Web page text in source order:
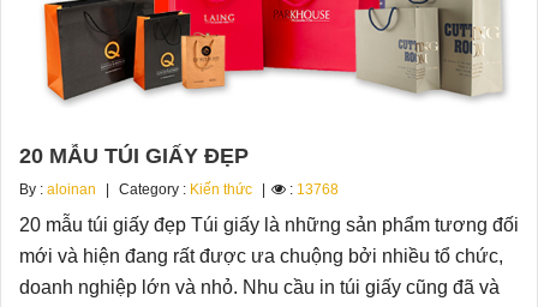
20 MẪU TÚI GIẤY ĐẸP
By : aloinan Category : Kiến thức : 13768
20 mẫu túi giấy đẹp Túi giấy là những sản phẩm tương đối
mới và hiện đang rất được ưa chuộng bởi nhiều tổ chức,
doanh nghiệp lớn và nhỏ. Nhu cầu in túi giấy cũng đã và